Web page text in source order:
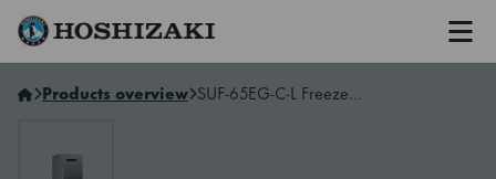
Hoshizaki Sweden
Products overview SUF-65EG-C-L Freezer Cabinet 2/1 GN